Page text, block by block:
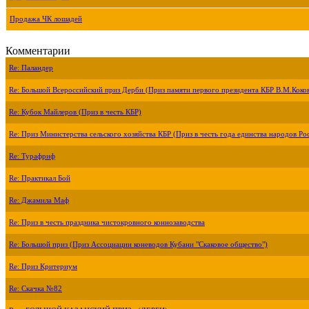
Продажа ЧК лошадей
Комментарии
Re: Паландер
Re: Большой Всероссийский приз Дерби (Приз памяти первого президента КБР
Re: Кубок Майлеров (Приз в честь КБР)
Re: Приз Министерства сельского хозяйства КБР (Приз в честь года единства народов
Re: Турафриф
Re: Практикал Бой
Re: Джамила Маф
Re: Приз в честь праздника чистокровного коннозаводства
Re: Большой приз (Приз Ассоциации коневодов Кубани "Скаковое общество")
Re: Приз Критериум
Re: Скачка №82